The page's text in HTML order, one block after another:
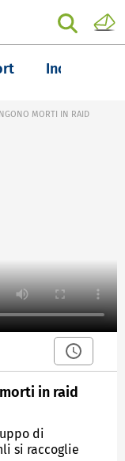
Inchieste
MORTI IN RAID
in raid
di
si raccoglie